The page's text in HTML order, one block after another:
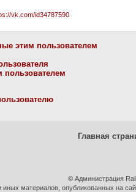
vk.com/id34787590
этим пользователем
пользователем
Главная
© Администрация
материалов, опубликованных на